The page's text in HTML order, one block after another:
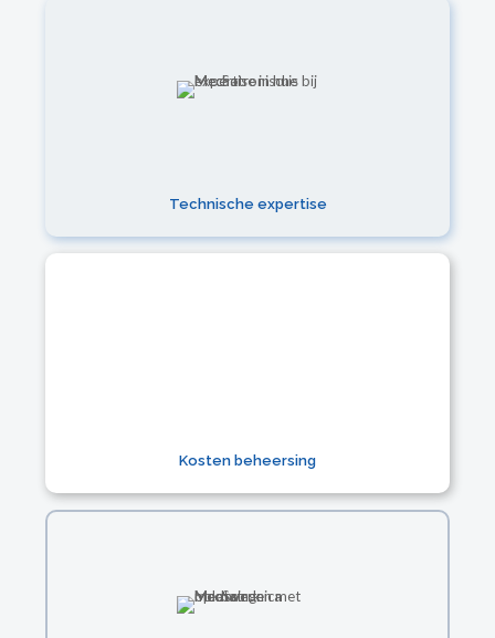
Technische expertise
Kosten beheersing